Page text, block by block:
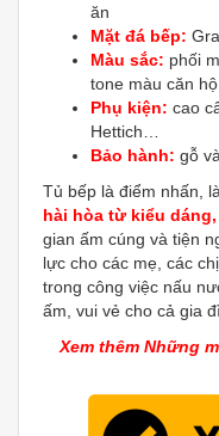
ăn
Mặt đá bếp:
Màu sắc: phối
tone màu căn hộ
Phụ kiện: cao
Hettich…
Bảo hành: gỗ
Tủ bếp là điểm nhấn,
hài hòa từ kiểu
gian ấm cúng và tiện
lực cho các mẹ, các
trong công việc nấu
ấm, vui vẻ cho cả gia
Xem thêm Những